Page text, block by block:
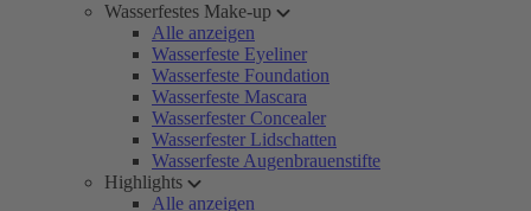
Wasserfestes Make-up
Alle anzeigen
Wasserfeste Eyeliner
Wasserfeste Foundation
Wasserfeste Mascara
Wasserfester Concealer
Wasserfester Lidschatten
Wasserfeste Augenbrauenstifte
Highlights
Alle anzeigen